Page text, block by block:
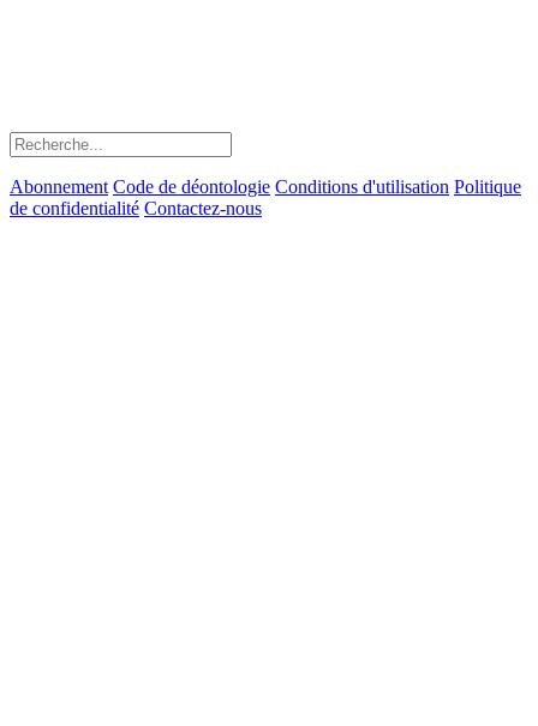
Abonnement Code de déontologie Conditions d'utilisation Politique
de confidentialité Contactez-nous